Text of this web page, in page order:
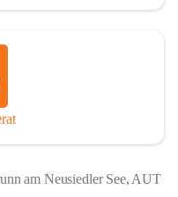
am Neusiedler See, AUT